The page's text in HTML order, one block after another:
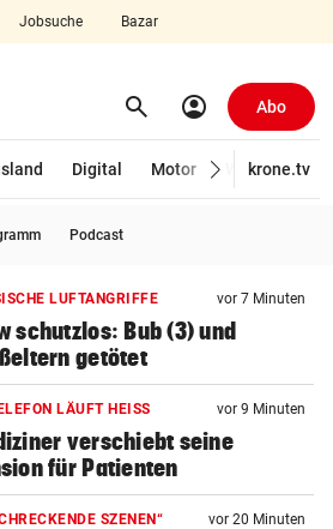
Jobsuche Bazar
search Suchen
account_circle Abo
Digital Motor Wirtschaft
krone.tv
Podcast
LUFTANGRIFFE vor 7 Minuten
schutzlos: Bub (3) und
getötet
LÄUFT HEISS vor 9 Minuten
verschiebt seine
für Patienten
SZENEN“ vor 20 Minuten